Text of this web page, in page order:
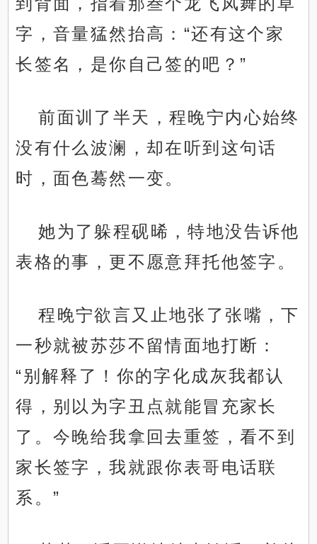
字，音量猛然抬高：“还有这个家
长签名，是你自己签的吧？”
前面训了半天，程晚宁内心始终
没有什么波澜，却在听到这句话
时，面色蓦然一变。
她为了躲程砚晞，特地没告诉他
表格的事，更不愿意拜托他签字。
程晚宁欲言又止地张了张嘴，下
一秒就被苏莎不留情面地打断：
“别解释了！你的字化成灰我都认
得，别以为字丑点就能冒充家长
了。今晚给我拿回去重签，看不到
家长签字，我就跟你表哥电话联
系。”